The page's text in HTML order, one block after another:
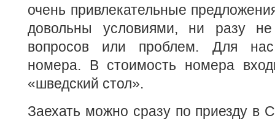
очень привлекательные
довольны условиями, ни разу не
вопросов или проблем. Для
номера. В стоимость номера
«шведский стол».
Заехать можно сразу по приезду в